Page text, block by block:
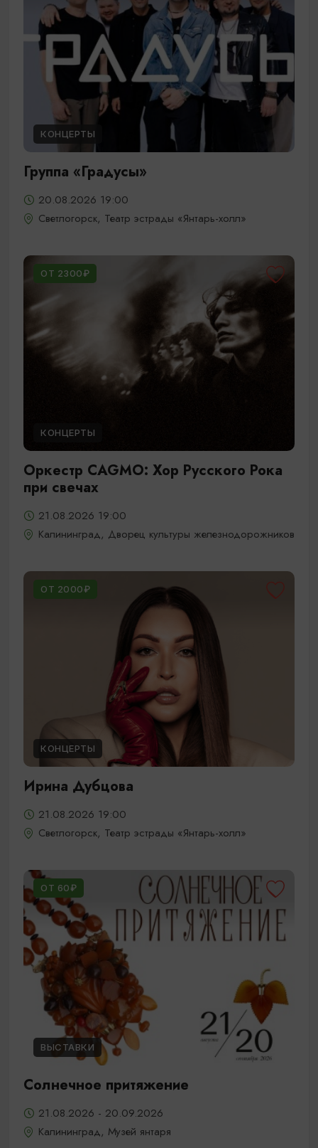
КОНЦЕРТЫ
Группа «Градусы»
20.08.2026 19:00
Светлогорск, Театр эстрады «Янтарь-холл»
ОТ 2300₽
КОНЦЕРТЫ
Оркестр CAGMO: Хор Русского Рока
при свечах
21.08.2026 19:00
Калининград, Дворец культуры железнодорожников
ОТ 2000₽
КОНЦЕРТЫ
Ирина Дубцова
21.08.2026 19:00
Светлогорск, Театр эстрады «Янтарь-холл»
ОТ 60₽
ВЫСТАВКИ
Солнечное притяжение
21.08.2026 - 20.09.2026
Калининград, Музей янтаря